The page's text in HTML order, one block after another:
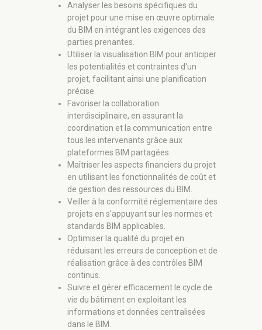
Analyser les besoins spécifiques du
projet pour une mise en œuvre optimale
du BIM en intégrant les exigences des
parties prenantes.
Utiliser la visualisation BIM pour anticiper
les potentialités et contraintes d'un
projet, facilitant ainsi une planification
précise.
Favoriser la collaboration
interdisciplinaire, en assurant la
coordination et la communication entre
tous les intervenants grâce aux
plateformes BIM partagées.
Maîtriser les aspects financiers du projet
en utilisant les fonctionnalités de coût et
de gestion des ressources du BIM.
Veiller à la conformité réglementaire des
projets en s'appuyant sur les normes et
standards BIM applicables.
Optimiser la qualité du projet en
réduisant les erreurs de conception et de
réalisation grâce à des contrôles BIM
continus.
Suivre et gérer efficacement le cycle de
vie du bâtiment en exploitant les
informations et données centralisées
dans le BIM.